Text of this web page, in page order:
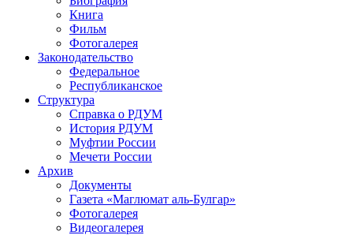
Книга
Фильм
Фотогалерея
Законодательство
Федеральное
Республиканское
Структура
Справка о РДУМ
История РДУМ
Муфтии России
Мечети России
Архив
Документы
Газета «Маглюмат аль-Булгар»
Фотогалерея
Видеогалерея